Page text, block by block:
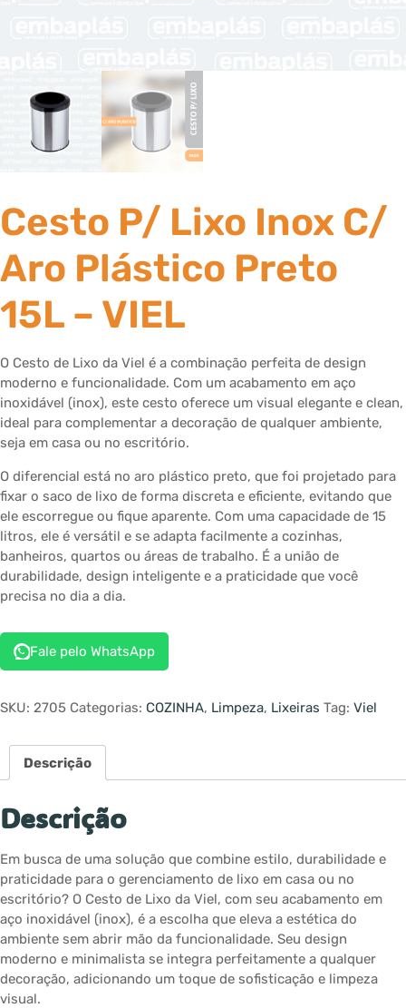
Cesto P/ Lixo Inox C/
Aro Plástico Preto
15L – VIEL
O Cesto de Lixo da Viel é a combinação perfeita de design
moderno e funcionalidade. Com um acabamento em aço
inoxidável (inox), este cesto oferece um visual elegante e clean,
ideal para complementar a decoração de qualquer ambiente,
seja em casa ou no escritório.
O diferencial está no aro plástico preto, que foi projetado para
fixar o saco de lixo de forma discreta e eficiente, evitando que
ele escorregue ou fique aparente. Com uma capacidade de 15
litros, ele é versátil e se adapta facilmente a cozinhas,
banheiros, quartos ou áreas de trabalho. É a união de
durabilidade, design inteligente e a praticidade que você
precisa no dia a dia.
Fale pelo WhatsApp
SKU: 2705 Categorias: COZINHA, Limpeza, Lixeiras Tag: Viel
Descrição
Descrição
Em busca de uma solução que combine estilo, durabilidade e
praticidade para o gerenciamento de lixo em casa ou no
escritório? O Cesto de Lixo da Viel, com seu acabamento em
aço inoxidável (inox), é a escolha que eleva a estética do
ambiente sem abrir mão da funcionalidade. Seu design
moderno e minimalista se integra perfeitamente a qualquer
decoração, adicionando um toque de sofisticação e limpeza
visual.